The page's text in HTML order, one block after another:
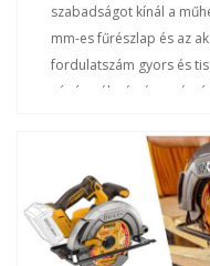
szabadságot kínál a
mm-es fűrészlap és az
fordulatszám gyors és
vágásmélység és a
kompakt, ergonomikus
pontos irányítást tesz
választás asztalosok,
Főbb előnyök Szénkefe
Vezeték nélküli működés